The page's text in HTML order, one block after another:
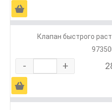
Ä
Клапан быстрого
- +
Ä